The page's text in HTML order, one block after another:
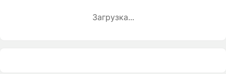
Загрузка...